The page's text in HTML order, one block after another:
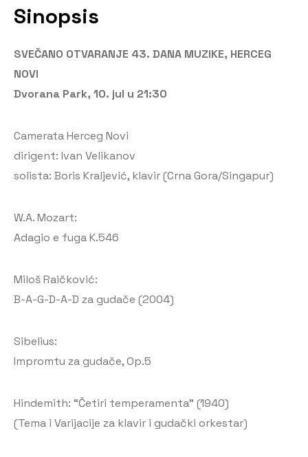
Sinopsis
SVEČANO OTVARANJE 43. DANA MUZIKE, HERCEG
NOVI
Dvorana Park, 10. jul u 21:30
Camerata Herceg Novi
dirigent: Ivan Velikanov
solista: Boris Kraljević, klavir (Crna Gora/Singapur)
W.A. Mozart:
Adagio e fuga K.546
Miloš Raičković:
B-A-G-D-A-D za gudače (2004)
Sibelius:
Impromtu za gudače, Op.5
Hindemith: “Četiri temperamenta” (1940)
(Tema i Varijacije za klavir i gudački orkestar)